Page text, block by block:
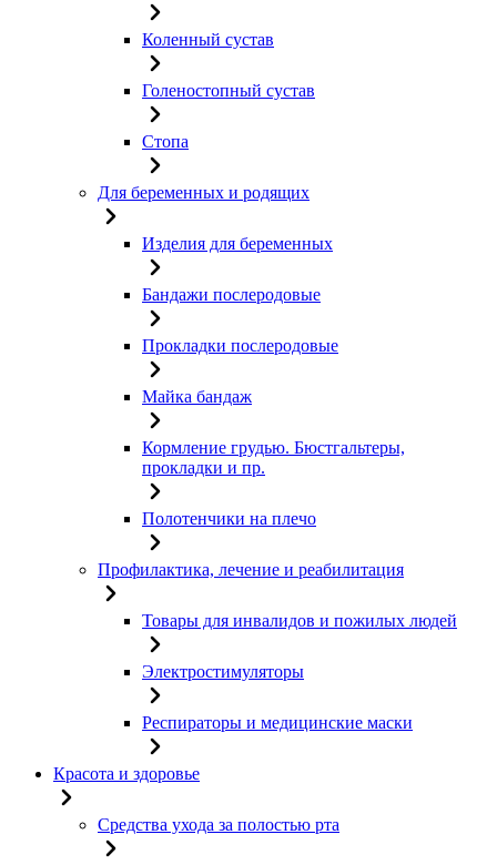
Коленный сустав
Голеностопный сустав
Стопа
Для беременных и родящих
Изделия для беременных
Бандажи послеродовые
Прокладки послеродовые
Майка бандаж
Кормление грудью. Бюстгальтеры,
прокладки и пр.
Полотенчики на плечо
Профилактика, лечение и реабилитация
Товары для инвалидов и пожилых людей
Электростимуляторы
Респираторы и медицинские маски
Красота и здоровье
Средства ухода за полостью рта